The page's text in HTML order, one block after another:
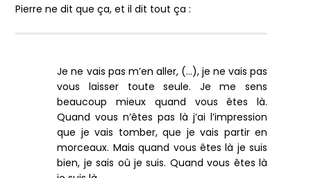
Pierre ne dit que ça, et il dit tout ça :
Je ne vais pas m’en aller, (…), je ne vais pas
vous laisser toute seule. Je me sens
beaucoup mieux quand vous êtes là.
Quand vous n’êtes pas là j’ai l’impression
que je vais tomber, que je vais partir en
morceaux. Mais quand vous êtes là je suis
bien, je sais où je suis. Quand vous êtes là